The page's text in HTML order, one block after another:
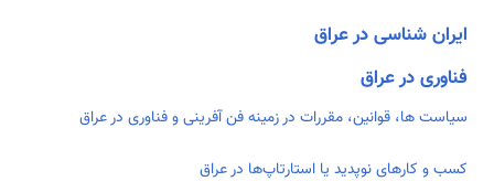
ایران شناسی در عراق
فناوری در عراق
سیاست ها، قوانین، مقررات در زمینه فن آفرینی و فناوری در عراق
کسب و کارهای نوپدید یا استارتاپ‌ها در عراق